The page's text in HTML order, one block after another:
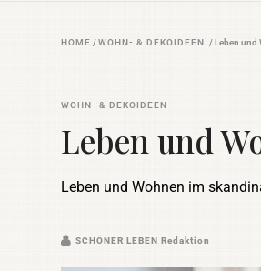
HOME /WOHN- & DEKOIDEEN /Leben und
WOHN- & DEKOIDEEN
Leben und
Leben und Wohnen im
SCHÖNER LEBEN Redaktion